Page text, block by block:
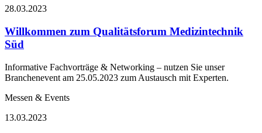
28.03.2023
Willkommen zum Qualitätsforum Medizintechnik
Süd
Informative Fachvorträge & Networking – nutzen Sie unser
Branchenevent am 25.05.2023 zum Austausch mit Experten.
Messen & Events
13.03.2023